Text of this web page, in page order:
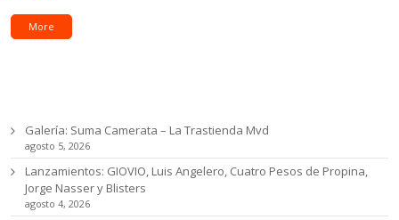
More
Galería: Suma Camerata – La Trastienda Mvd
agosto 5, 2026
Lanzamientos: GIOVIO, Luis Angelero, Cuatro Pesos de Propina,
Jorge Nasser y Blisters
agosto 4, 2026